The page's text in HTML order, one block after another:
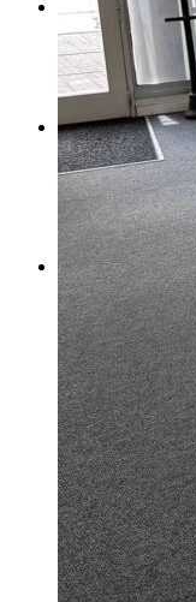
CONTACTO
Menú Menú
Link to Instagram